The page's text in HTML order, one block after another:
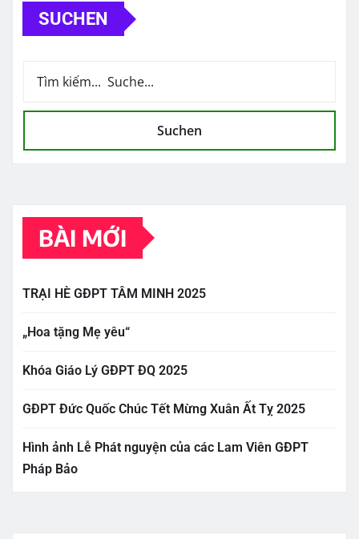
SUCHEN
Suchen
BÀI MỚI
TRẠI HÈ GĐPT TÂM MINH 2025
„Hoa tặng Mẹ yêu“
Khóa Giáo Lý GĐPT ĐQ 2025
GĐPT Đức Quốc Chúc Tết Mừng Xuân Ất Tỵ 2025
Hình ảnh Lễ Phát nguyện của các Lam Viên GĐPT
Pháp Bảo